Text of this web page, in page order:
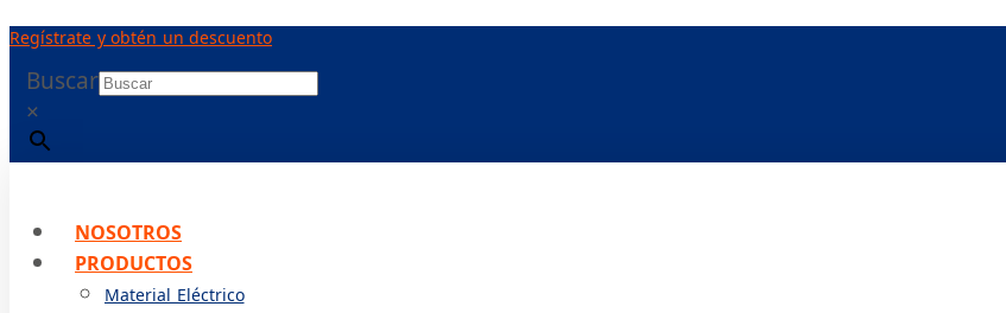
al
Regístrate y obtén un descuento
Buscar
×
NOSOTROS
PRODUCTOS
Material Eléctrico